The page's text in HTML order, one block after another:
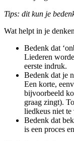
Tips: dit kun je
Wat helpt in je
Bedenk dat
Liederen
eerste indruk.
Bedenk dat je
Een korte,
bijvoorbeeld
graag zingt).
liedkeus niet
Bedenk dat
is een proces